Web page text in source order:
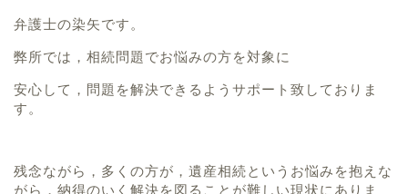
弁護士の染矢です。
弊所では，相続問題でお悩みの方を対象に
安心して，問題を解決できるようサポート致しておりま
す。
残念ながら，多くの方が，遺産相続というお悩みを抱えな
がら，納得のいく解決を図ることが難しい現状にありま